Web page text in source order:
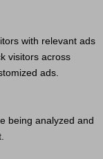
with relevant ads
visitors across
ads.
being analyzed and